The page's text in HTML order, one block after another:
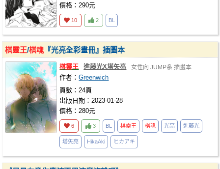
價格：290元
10 2 BL
棋靈王/棋魂 『光亮全彩畫冊』插圖本
棋靈王 進藤光X塔矢亮 女性向 JUMP系 插畫本
作者：Greenwich
頁數：24頁
出版日期：2023-01-28
價格：280元
6 3 BL 棋靈王 棋魂 光亮 進藤光
塔矢亮 HikaAki ヒカアキ